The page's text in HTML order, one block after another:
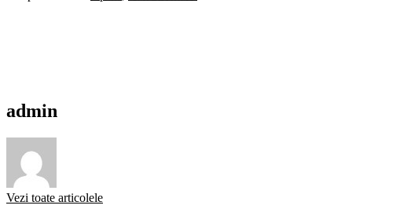
admin
Vezi toate articolele